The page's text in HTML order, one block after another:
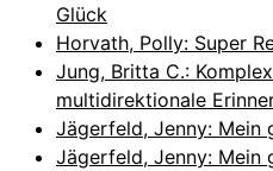
Glück
Horvath, Polly: Super
Jung, Britta C.:
multidirektionale
Jägerfeld, Jenny: Mein
Jägerfeld, Jenny: Mein